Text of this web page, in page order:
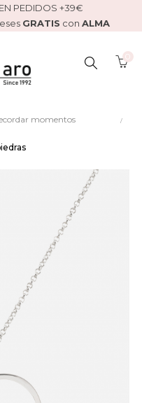
EN PEDIDOS +39€
GRATIS con ALMA
BUSCAR
momentos